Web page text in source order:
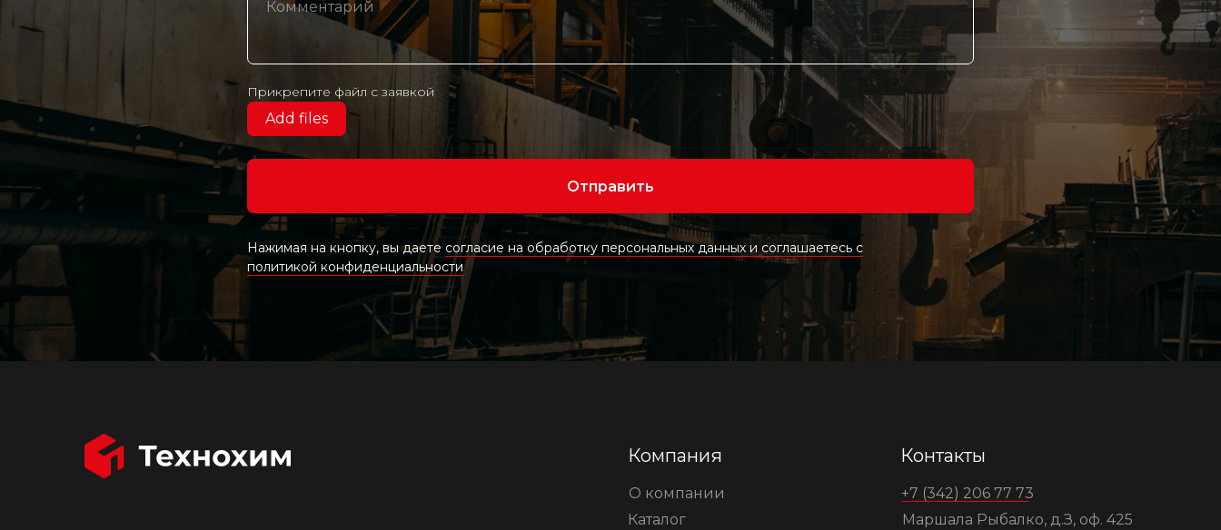
Прикрепите файл с заявкой
Add files
Отправить
Нажимая на кнопку, вы даете согласие на обработку персональных данных и соглашаетесь c
политикой конфиденциальности
О компании
Каталог
Компания Контакты
Маршала Рыбалко, д.З, оф. 425
+7 (342) 206 77 73